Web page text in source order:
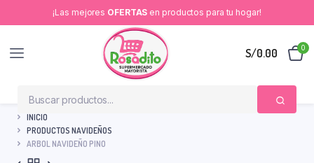
¡Las mejores OFERTAS en productos para tu hogar!
S/0.00 0
INICIO
PRODUCTOS NAVIDEÑOS
ARBOL NAVIDEÑO PINO